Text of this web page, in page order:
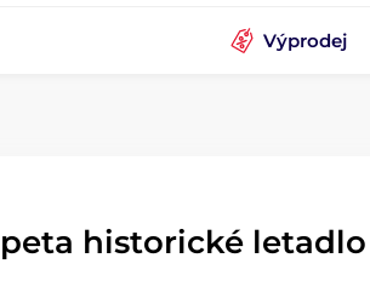
Výprodej
historické letadlo